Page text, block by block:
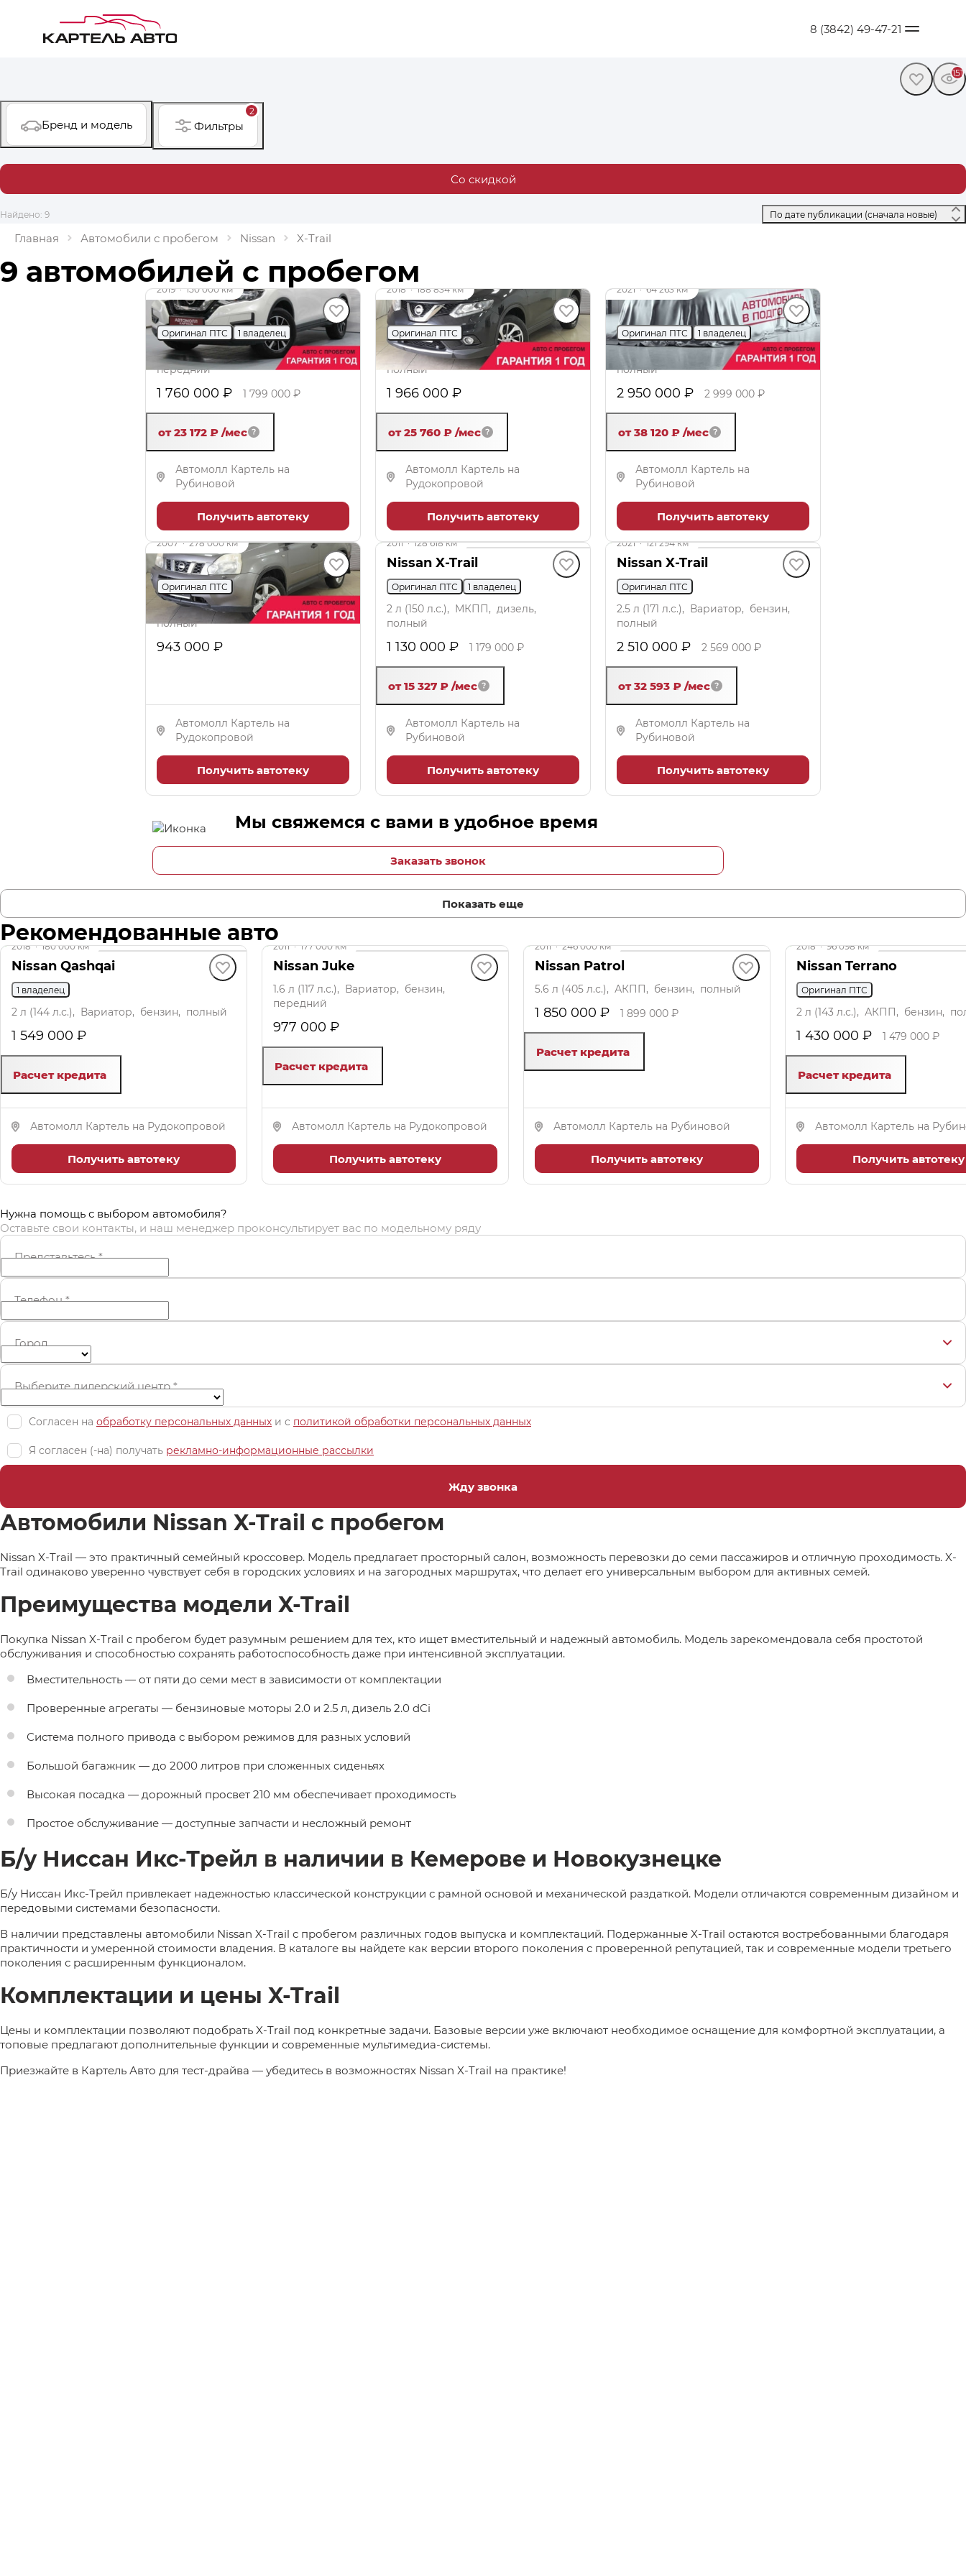
8 (3842) 49-47-21
151
Бренд и модель
2
Фильтры
Со скидкой
Найдено: 9
Главная Автомобили с пробегом Nissan X‑Trail
9 автомобилей с пробегом
до 39 000 ₽
2019·150 000 км
Nissan X-Trail
Оригинал ПТС 1 владелец
2 л (144 л.с.), МКПП, бензин,
передний
1 760 000 ₽ 1 799 000 ₽
от 23 172 ₽ /мес
Автомолл Картель на
Рубиновой
Получить автотеку
2018·188 834 км
Nissan X-Trail
Оригинал ПТС
2 л (144 л.с.), Вариатор, бензин,
полный
1 966 000 ₽
от 25 760 ₽ /мес
Автомолл Картель на
Рудокопровой
Получить автотеку
2021·64 263 км
Nissan X-Trail
Оригинал ПТС 1 владелец
1.5 л (204 л.с.), Вариатор, бензин,
полный
2 950 000 ₽ 2 999 000 ₽
от 38 120 ₽ /мес
Автомолл Картель на
Рубиновой
Получить автотеку
2007·278 000 км
Nissan X-Trail
Оригинал ПТС
2 л (141 л.с.), Вариатор, бензин,
полный
943 000 ₽
Автомолл Картель на
Рудокопровой
Получить автотеку
до 49 000 ₽
2011·128 618 км
Nissan X-Trail
Оригинал ПТС 1 владелец
2 л (150 л.с.), МКПП, дизель,
полный
1 130 000 ₽ 1 179 000 ₽
от 15 327 ₽ /мес
Автомолл Картель на
Рубиновой
Получить автотеку
до 59 000 ₽
2021·121 294 км
Nissan X-Trail
Оригинал ПТС
2.5 л (171 л.с.), Вариатор, бензин,
полный
2 510 000 ₽ 2 569 000 ₽
от 32 593 ₽ /мес
Автомолл Картель на
Рубиновой
Получить автотеку
Мы свяжемся с вами в удобное время
Заказать звонок
Показать еще
Рекомендованные авто
2018·180 000 км
Nissan Qashqai
1 владелец
2 л (144 л.с.), Вариатор, бензин, полный
1 549 000 ₽
Расчет кредита
Автомолл Картель на Рудокопровой
Получить автотеку
2011·177 000 км
Nissan Juke
1.6 л (117 л.с.), Вариатор, бензин,
передний
977 000 ₽
Расчет кредита
Автомолл Картель на Рудокопровой
Получить автотеку
до 49 000 ₽
2011·246 000 км
Nissan Patrol
5.6 л (405 л.с.), АКПП, бензин, полный
1 850 000 ₽ 1 899 000 ₽
Расчет кредита
Автомолл Картель на Рубиновой
Получить автотеку
до 49 000 ₽
2018·96 098 км
Nissan Terrano
Оригинал ПТС
2 л (143 л.с.), АКПП, бензин,
1 430 000 ₽ 1 479 000 ₽
Расчет кредита
Автомолл Картель на
Получить автотеку
Нужна помощь с выбором автомобиля?
Оставьте свои контакты, и наш менеджер проконсультирует вас по модельному ряду
Представьтесь*
Телефон*
Город
Выберите дилерский центр*
Согласен на обработку персональных данных и c политикой обработки персональных данных
Я согласен (-на) получать рекламно-информационные рассылки
Жду звонка
Автомобили Nissan X-Trail с пробегом
Nissan X-Trail — это практичный семейный кроссовер. Модель предлагает просторный салон, возможность перевозки до семи пассажиров и отличную проходимость. X-
Trail одинаково уверенно чувствует себя в городских условиях и на загородных маршрутах, что делает его универсальным выбором для активных семей.
Преимущества модели X-Trail
Покупка Nissan X-Trail с пробегом будет разумным решением для тех, кто ищет вместительный и надежный автомобиль. Модель зарекомендовала себя простотой
обслуживания и способностью сохранять работоспособность даже при интенсивной эксплуатации.
Вместительность — от пяти до семи мест в зависимости от комплектации
Проверенные агрегаты — бензиновые моторы 2.0 и 2.5 л, дизель 2.0 dCi
Система полного привода с выбором режимов для разных условий
Большой багажник — до 2000 литров при сложенных сиденьях
Высокая посадка — дорожный просвет 210 мм обеспечивает проходимость
Простое обслуживание — доступные запчасти и несложный ремонт
Б/у Ниссан Икс-Трейл в наличии в Кемерове и Новокузнецке
Б/у Ниссан Икс-Трейл привлекает надежностью классической конструкции с рамной основой и механической раздаткой. Модели отличаются современным дизайном и
передовыми системами безопасности.
В наличии представлены автомобили Nissan X-Trail с пробегом различных годов выпуска и комплектаций. Подержанные X-Trail остаются востребованными благодаря
практичности и умеренной стоимости владения. В каталоге вы найдете как версии второго поколения с проверенной репутацией, так и современные модели третьего
поколения с расширенным функционалом.
Комплектации и цены X-Trail
Цены и комплектации позволяют подобрать X-Trail под конкретные задачи. Базовые версии уже включают необходимое оснащение для комфортной эксплуатации, а
топовые предлагают дополнительные функции и современные мультимедиа-системы.
Приезжайте в Картель Авто для тест-драйва — убедитесь в возможностях Nissan X-Trail на практике!